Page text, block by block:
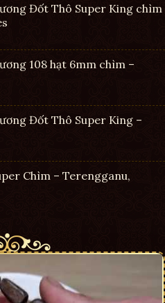
Đốt Thô Super King chìm
108 hạt 6mm chìm –
Đốt Thô Super King –
Chìm – Terengganu,